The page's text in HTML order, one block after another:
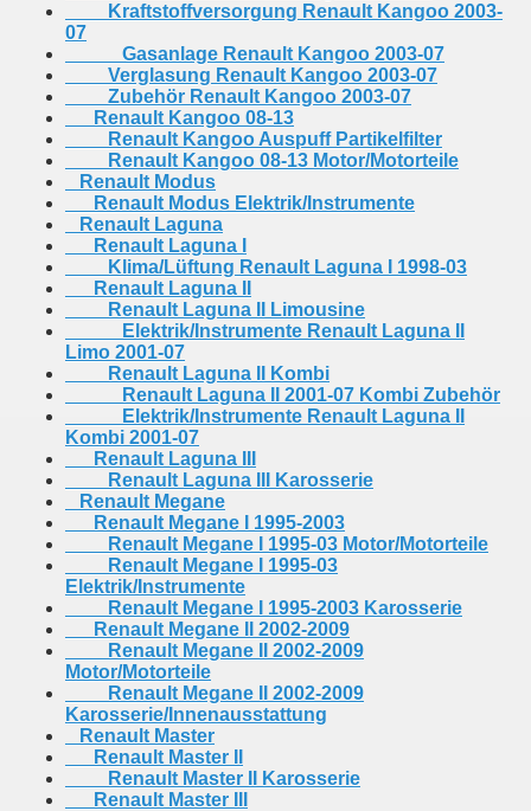
Kraftstoffversorgung Renault Kangoo 2003-
07
Gasanlage Renault Kangoo 2003-07
Verglasung Renault Kangoo 2003-07
Zubehör Renault Kangoo 2003-07
Renault Kangoo 08-13
Renault Kangoo Auspuff Partikelfilter
Renault Kangoo 08-13 Motor/Motorteile
Renault Modus
Renault Modus Elektrik/Instrumente
Renault Laguna
Renault Laguna I
Klima/Lüftung Renault Laguna I 1998-03
Renault Laguna II
Renault Laguna II Limousine
Elektrik/Instrumente Renault Laguna II
Limo 2001-07
Renault Laguna II Kombi
Renault Laguna II 2001-07 Kombi Zubehör
Elektrik/Instrumente Renault Laguna II
Kombi 2001-07
Renault Laguna III
Renault Laguna III Karosserie
Renault Megane
Renault Megane I 1995-2003
Renault Megane I 1995-03 Motor/Motorteile
Renault Megane I 1995-03
Elektrik/Instrumente
Renault Megane I 1995-2003 Karosserie
Renault Megane II 2002-2009
Renault Megane II 2002-2009
Motor/Motorteile
Renault Megane II 2002-2009
Karosserie/Innenausstattung
Renault Master
Renault Master II
Renault Master II Karosserie
Renault Master III